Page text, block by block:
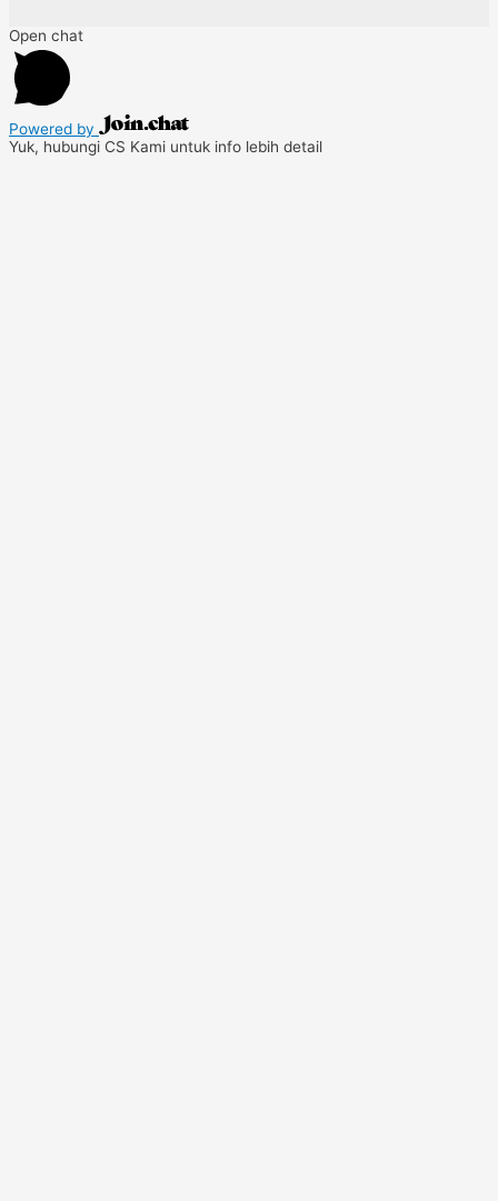
Open chat
Powered by
Yuk, hubungi CS Kami untuk info lebih detail